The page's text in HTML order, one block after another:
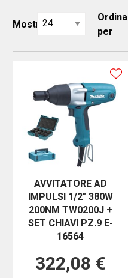
Mostra
Ordina
per
AVVITATORE AD
IMPULSI 1/2" 380W
200NM TW0200J +
SET CHIAVI PZ.9 E-
16564
322,08 €